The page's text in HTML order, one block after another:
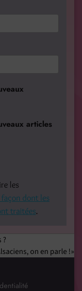
articles
les
dont les
traitées.
?
on en parle !